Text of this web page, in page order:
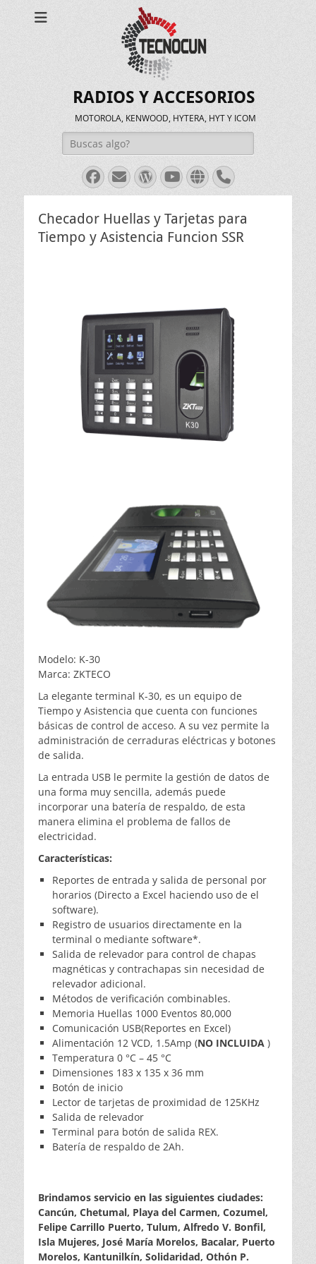
RADIOS Y ACCESORIOS
MOTOROLA, KENWOOD, HYTERA, HYT Y ICOM
Buscar:
Facebook
Correo
electrónico
WordPress
Youtube
WebTeléfono
Checador Huellas y Tarjetas para
Tiempo y Asistencia Funcion SSR
Modelo: K-30
Marca: ZKTECO
La elegante terminal K-30, es un equipo de
Tiempo y Asistencia que cuenta con funciones
básicas de control de acceso. A su vez permite la
administración de cerraduras eléctricas y botones
de salida.
La entrada USB le permite la gestión de datos de
una forma muy sencilla, además puede
incorporar una batería de respaldo, de esta
manera elimina el problema de fallos de
electricidad.
Características:
Reportes de entrada y salida de personal por
horarios (Directo a Excel haciendo uso de el
software).
Registro de usuarios directamente en la
terminal o mediante software*.
Salida de relevador para control de chapas
magnéticas y contrachapas sin necesidad de
relevador adicional.
Métodos de verificación combinables.
Memoria Huellas 1000 Eventos 80,000
Comunicación USB(Reportes en Excel)
Alimentación 12 VCD, 1.5Amp (NO INCLUIDA )
Temperatura 0 °C – 45 °C
Dimensiones 183 x 135 x 36 mm
Botón de inicio
Lector de tarjetas de proximidad de 125KHz
Salida de relevador
Terminal para botón de salida REX.
Batería de respaldo de 2Ah.
Brindamos servicio en las siguientes ciudades:
Cancún, Chetumal, Playa del Carmen, Cozumel,
Felipe Carrillo Puerto, Tulum, Alfredo V. Bonfil,
Isla Mujeres, José María Morelos, Bacalar, Puerto
Morelos, Kantunilkín, Solidaridad, Othón P.